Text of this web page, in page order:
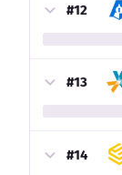
#12
#13
#14